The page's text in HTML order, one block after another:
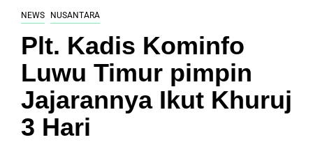
NEWS NUSANTARA
Plt. Kadis Kominfo
Luwu Timur pimpin
Jajarannya Ikut Khuruj
3 Hari